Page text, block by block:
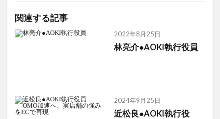
関連する記事
2022年8月25日
林亮介●AOKI執行役員
2024年9月25日
近松良●AOKI執行役